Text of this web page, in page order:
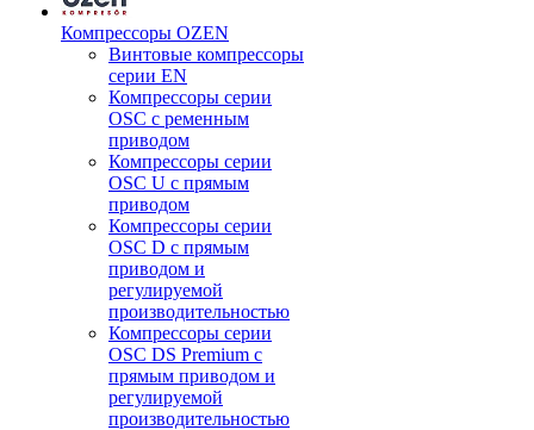
Компрессоры OZEN
Винтовые компрессоры
серии EN
Компрессоры серии
OSC с ременным
приводом
Компрессоры серии
OSC U с прямым
приводом
Компрессоры серии
OSC D с прямым
приводом и
регулируемой
производительностью
Компрессоры серии
OSC DS Premium с
прямым приводом и
регулируемой
производительностью